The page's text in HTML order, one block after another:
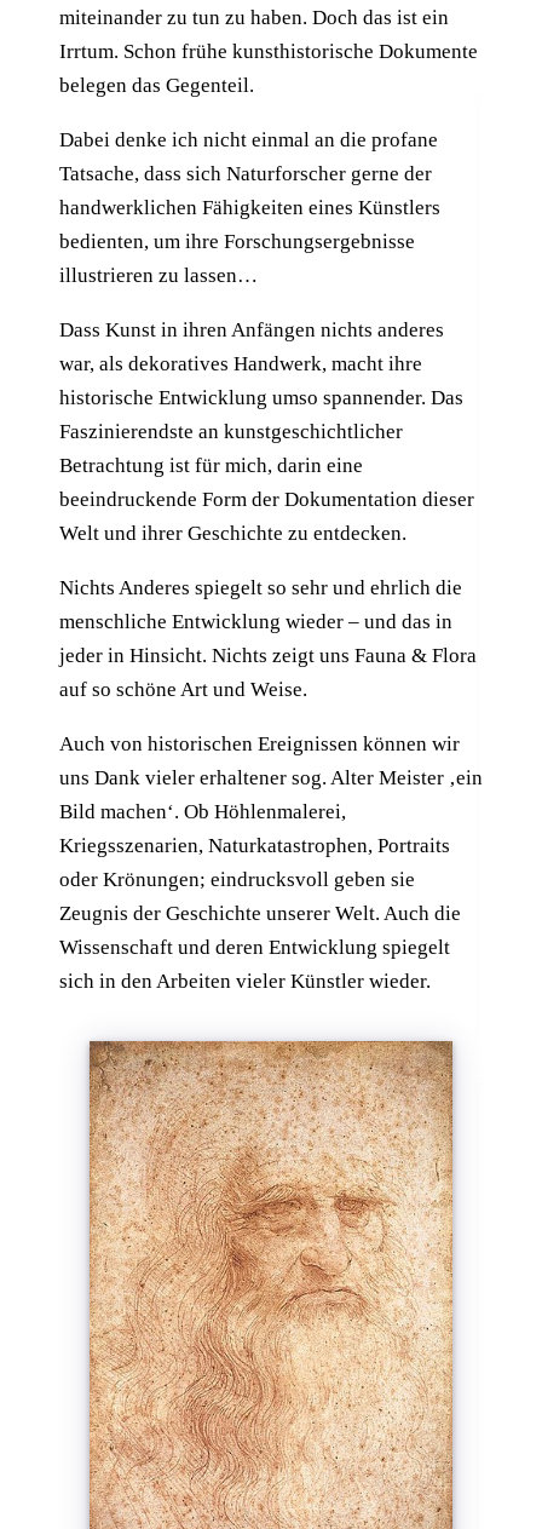
miteinander zu tun zu haben. Doch das ist ein
Irrtum. Schon frühe kunsthistorische Dokumente
belegen das Gegenteil.
Dabei denke ich nicht einmal an die profane
Tatsache, dass sich Naturforscher gerne der
handwerklichen Fähigkeiten eines Künstlers
bedienten, um ihre Forschungsergebnisse
illustrieren zu lassen…
Dass Kunst in ihren Anfängen nichts anderes
war, als dekoratives Handwerk, macht ihre
historische Entwicklung umso spannender. Das
Faszinierendste an kunstgeschichtlicher
Betrachtung ist für mich, darin eine
beeindruckende Form der Dokumentation dieser
Welt und ihrer Geschichte zu entdecken.
Nichts Anderes spiegelt so sehr und ehrlich die
menschliche Entwicklung wieder – und das in
jeder in Hinsicht. Nichts zeigt uns Fauna & Flora
auf so schöne Art und Weise.
Auch von historischen Ereignissen können wir
uns Dank vieler erhaltener sog. Alter Meister ‚ein
Bild machen‘. Ob Höhlenmalerei,
Kriegsszenarien, Naturkatastrophen, Portraits
oder Krönungen; eindrucksvoll geben sie
Zeugnis der Geschichte unserer Welt. Auch die
Wissenschaft und deren Entwicklung spiegelt
sich in den Arbeiten vieler Künstler wieder.